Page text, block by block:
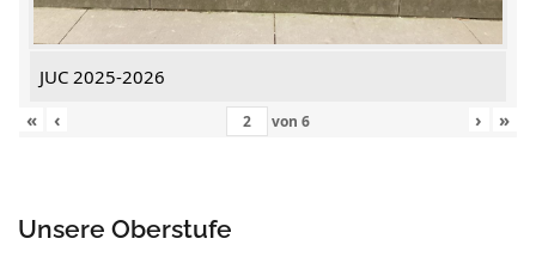
JUC 2025-2026
«
‹ von 6 › »
Unsere Oberstufe